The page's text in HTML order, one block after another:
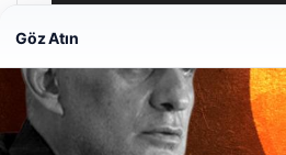
Enes Kaplan Avukatlık Bürosu
28/04/2026
Göz Atın